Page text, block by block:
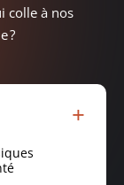
colle à nos
?